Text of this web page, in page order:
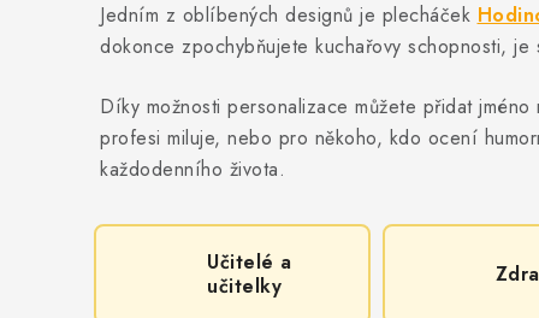
Jedním z oblíbených designů je plecháček
dokonce zpochybňujete kuchařovy schopnosti,
Díky možnosti personalizace můžete přidat
profesi miluje, nebo pro někoho, kdo ocení
každodenního života.
Učitelé a
učitelky